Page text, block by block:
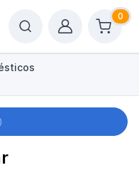
0